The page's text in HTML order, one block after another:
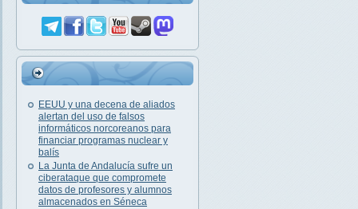
EEUU y una decena de aliados
alertan del uso de falsos
informáticos norcoreanos para
financiar programas nuclear y
balís
La Junta de Andalucía sufre un
ciberataque que compromete
datos de profesores y alumnos
almacenados en Séneca